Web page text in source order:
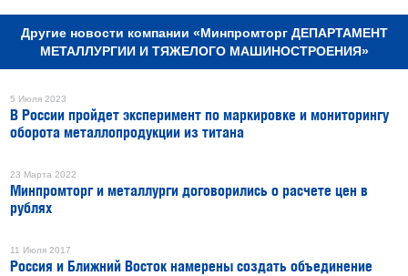
Другие новости компании «Минпромторг ДЕПАРТАМЕНТ
МЕТАЛЛУРГИИ И ТЯЖЕЛОГО МАШИНОСТРОЕНИЯ»
5 Июля 2023
В России пройдет эксперимент по маркировке и мониторингу
оборота металлопродукции из титана
23 Марта 2022
Минпромторг и металлурги договорились о расчете цен в
рублях
11 Июля 2017
Россия и Ближний Восток намерены создать объединение